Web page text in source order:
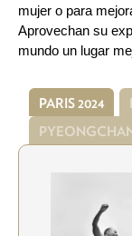
mujer o para
Aprovechan su
mundo un lugar
PARIS 2024